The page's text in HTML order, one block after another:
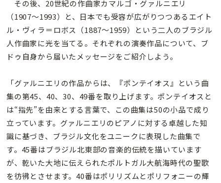
その後、20世紀の作曲家カマルゴ・グァルニエリ
（1907〜1993）と、日本でも受容が広がりつつあるエイト
ル・ヴィラ＝ロボス（1887〜1959）という二人のブラジル
人作曲家に光を当てる。それぞれの演奏作品について、ブ
ドゥ自身から届いたメッセージをご紹介しよう。
「グァルニエリの作品からは、『ポンテイオス』という曲
集の第45、40、30、49番を取り上げます。ポンテイオスと
は“指先”を由来とする言葉で、この曲集は50の小品で成り
立っています。グァルニエリのピアノに対する卓越した知
識に基づき、ブラジル文化をユニークに表現した曲集で
す。45番はブラジル北東部の音楽的伝統を描いています
が、乾いた大地に伝えられたポルトガル大航海時代の聖歌
を彷彿とさせます。40番はポリリズムとポリフォニーの輝